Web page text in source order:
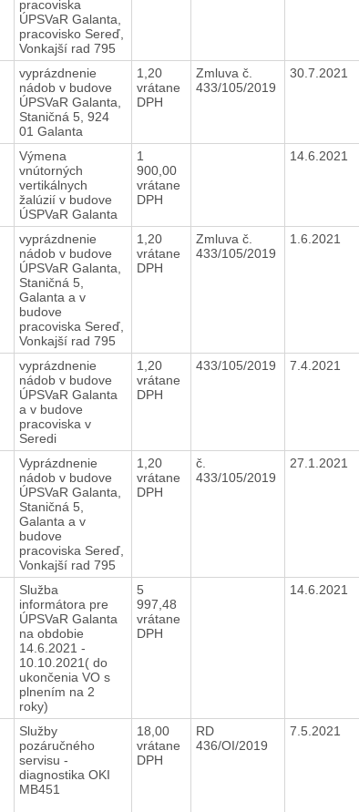
pracoviska
ÚPSVaR Galanta,
pracovisko Sereď,
Vonkajší rad 795
vyprázdnenie
nádob v budove
ÚPSVaR Galanta,
Staničná 5, 924
01 Galanta
1,20
vrátane
DPH
Zmluva č.
433/105/2019
30.7.2021
Výmena
vnútorných
vertikálnych
žalúzií v budove
ÚSPVaR Galanta
1
900,00
vrátane
DPH
14.6.2021
vyprázdnenie
nádob v budove
ÚPSVaR Galanta,
Staničná 5,
Galanta a v
budove
pracoviska Sereď,
Vonkajší rad 795
1,20
vrátane
DPH
Zmluva č.
433/105/2019
1.6.2021
vyprázdnenie
nádob v budove
ÚPSVaR Galanta
a v budove
pracoviska v
Seredi
1,20
vrátane
DPH
433/105/2019 7.4.2021
Vyprázdnenie
nádob v budove
ÚPSVaR Galanta,
Staničná 5,
Galanta a v
budove
pracoviska Sereď,
Vonkajší rad 795
1,20
vrátane
DPH
č.
433/105/2019
27.1.2021
Služba
informátora pre
ÚPSVaR Galanta
na obdobie
14.6.2021 -
10.10.2021( do
ukončenia VO s
plnením na 2
roky)
5
997,48
vrátane
DPH
14.6.2021
Služby
pozáručného
servisu -
diagnostika OKI
MB451
18,00
vrátane
DPH
RD
436/OI/2019
7.5.2021